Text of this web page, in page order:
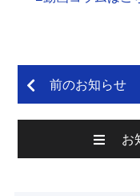
前のお知らせ
お